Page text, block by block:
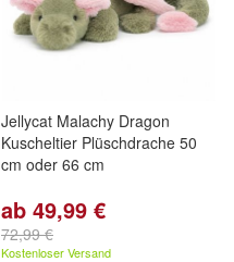
Jellycat Malachy Dragon
Kuscheltier Plüschdrache 50
cm oder 66 cm
ab 49,99 €
72,99 €
Kostenloser Versand